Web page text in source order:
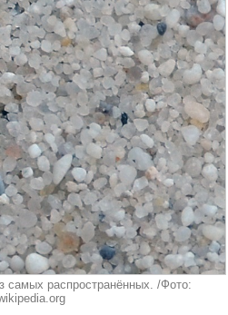
самых распространённых. /Фото: